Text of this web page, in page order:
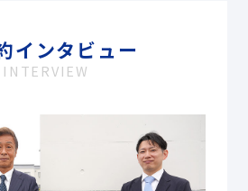
インタビュー
INTERVIEW